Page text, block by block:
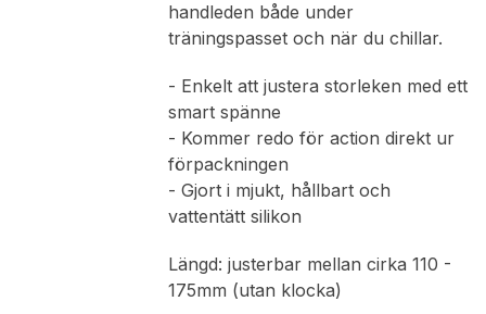
handleden både under
träningspasset och när du chillar.
- Enkelt att justera storleken med ett
smart spänne
- Kommer redo för action direkt ur
förpackningen
- Gjort i mjukt, hållbart och
vattentätt silikon
Längd: justerbar mellan cirka 110 -
175mm (utan klocka)